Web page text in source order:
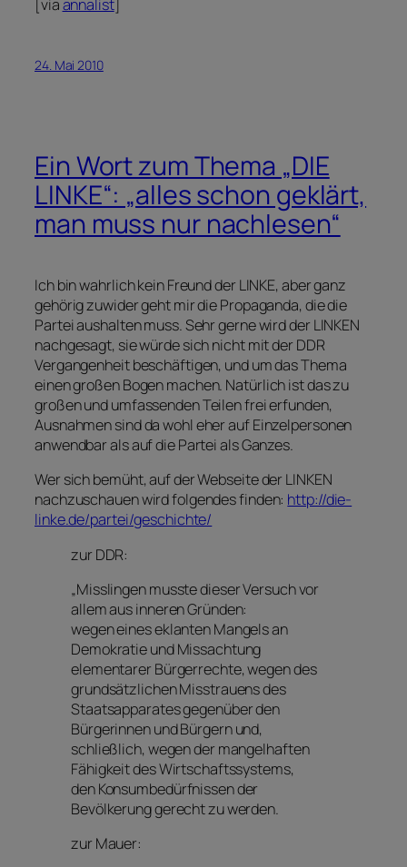
[viaannalist]
24. Mai 2010
Ein Wort zum Thema „DIE
LINKE“: „alles schon geklärt,
man muss nur nachlesen“
Ich bin wahrlich kein Freund der LINKE, aber ganz
gehörig zuwider geht mir die Propaganda, die die
Partei aushalten muss. Sehr gerne wird der LINKEN
nachgesagt, sie würde sich nicht mit der DDR
Vergangenheit beschäftigen, und um das Thema
einen großen Bogen machen. Natürlich ist das zu
großen und umfassenden Teilen frei erfunden,
Ausnahmen sind da wohl eher auf Einzelpersonen
anwendbar als auf die Partei als Ganzes.
Wer sich bemüht, auf der Webseite der LINKEN
nachzuschauen wird folgendes finden: http://die-
linke.de/partei/geschichte/
zur DDR:
„Misslingen musste dieser Versuch vor
allem aus inneren Gründen:
wegen eines eklanten Mangels an
Demokratie und Missachtung
elementarer Bürgerrechte, wegen des
grundsätzlichen Misstrauens des
Staatsapparates gegenüber den
Bürgerinnen und Bürgern und,
schließlich, wegen der mangelhaften
Fähigkeit des Wirtschaftssystems,
den Konsumbedürfnissen der
Bevölkerung gerecht zu werden.
zur Mauer: